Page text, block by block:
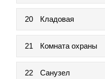
20 Кладовая
21 Комната охраны
22 Санузел